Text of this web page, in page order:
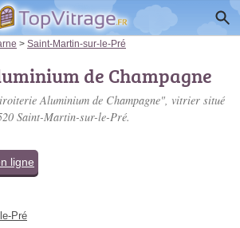
> Saint-Martin-sur-le-Pré
de Champagne
Aluminium de Champagne", vitrier situé
Saint-Martin-sur-le-Pré.
ligne
Pré